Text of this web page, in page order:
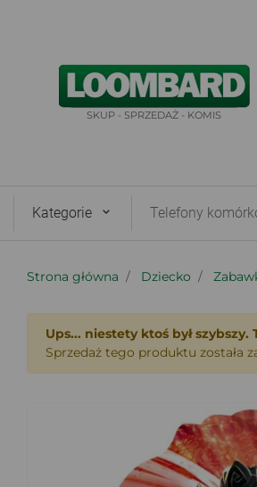
SKUP - SPRZEDAŻ - KOMIS
Kategorie Telefony
Strona główna Dziecko
Ups... niestety ktoś był szybszy.
Sprzedaż tego produktu została